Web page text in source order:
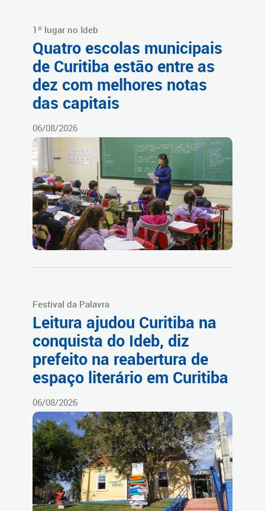
1º lugar no Ideb
Quatro escolas municipais
de Curitiba estão entre as
dez com melhores notas
das capitais
06/08/2026
Festival da Palavra
Leitura ajudou Curitiba na
conquista do Ideb, diz
prefeito na reabertura de
espaço literário em Curitiba
06/08/2026